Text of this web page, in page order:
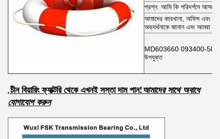
প্রশ্ন: আমি কি পরিদর্শনে আসতে
আমাদের কারখানা, অফিস এবং
অভ্যর্থনাকে জানান এবং আমরা
MD603660 093400-5060
উপযুক্ত
,চীন বিয়ারিং ফ্যাক্টরি থেকে এখনই সস্তা দাম পান!আমাদের সাথে অবাধে
যোগাযোগ করুন